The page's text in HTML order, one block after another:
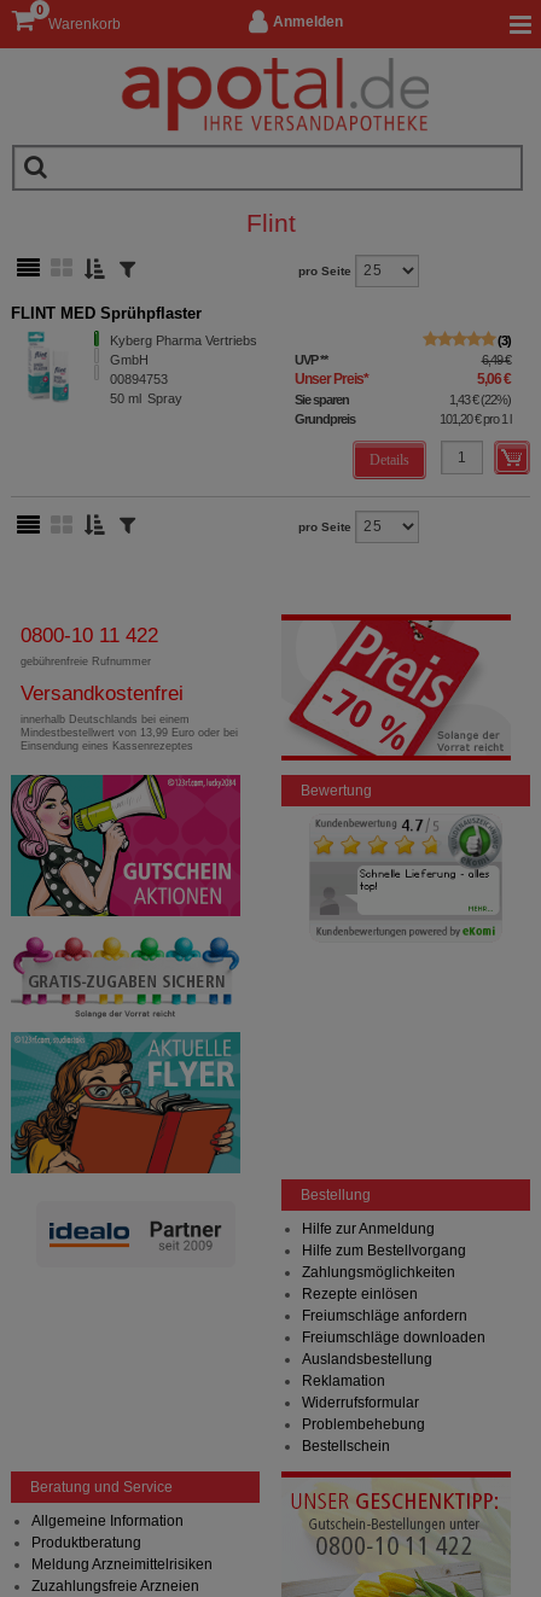
Anmelden
Warenkorb
0
Flint
pro Seite
FLINT MED Sprühpflaster
Kyberg Pharma Vertriebs
GmbH
00894753
50 ml Spray
3
UVP** 6,49 €
Unser Preis* 5,06 €
Sie sparen 1,43 €(22%)
Grundpreis
101,20 €pro 1 l
Details
pro Seite
0800-10 11 422
gebührenfreie Rufnummer
Versandkostenfrei
innerhalb Deutschlands bei einem
Mindestbestellwert von 13,99 Euro oder bei
Einsendung eines Kassenrezeptes
Bewertung
Bestellung
Hilfe zur Anmeldung
Hilfe zum Bestellvorgang
Zahlungsmöglichkeiten
Rezepte einlösen
Freiumschläge anfordern
Freiumschläge downloaden
Auslandsbestellung
Reklamation
Widerrufsformular
Problembehebung
Bestellschein
Beratung und Service
Allgemeine Information
Produktberatung
Meldung Arzneimittelrisiken
Zuzahlungsfreie Arzneien